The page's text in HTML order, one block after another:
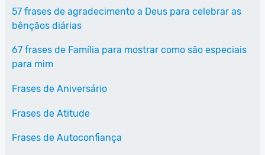
57 frases de agradecimento a Deus para celebrar as
bênçãos diárias
67 frases de Família para mostrar como são especiais
para mim
Frases de Aniversário
Frases de Atitude
Frases de Autoconfiança